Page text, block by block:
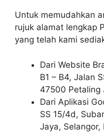
Untuk memudahkan
rujuk alamat lengkap
yang telah kami
Dari Website
B1 – B4, Jalan
47500 Petaling
Dari Aplikasi
SS 15/4d,
Jaya, Selangor,